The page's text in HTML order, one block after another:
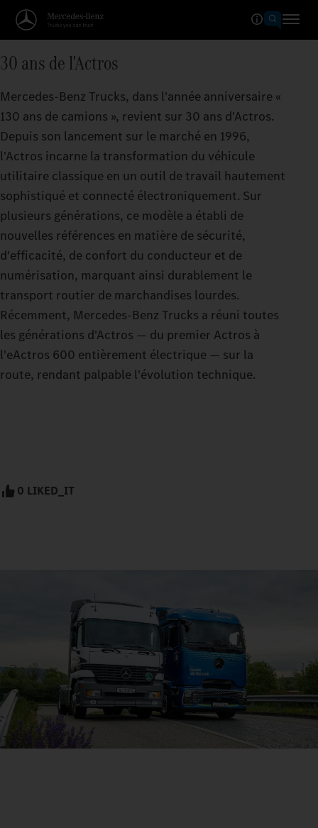
30 ans de l'Actros
Mercedes‑Benz Trucks, dans l'année anniversaire «
130 ans de camions », revient sur 30 ans d'Actros.
Depuis son lancement sur le marché en 1996,
l'Actros incarne la transformation du véhicule
utilitaire classique en un outil de travail hautement
sophistiqué et connecté électroniquement. Sur
plusieurs générations, ce modèle a établi de
nouvelles références en matière de sécurité,
d'efficacité, de confort du conducteur et de
numérisation, marquant ainsi durablement le
transport routier de marchandises lourdes.
Récemment, Mercedes‑Benz Trucks a réuni toutes
les générations d'Actros — du premier Actros à
l'eActros 600 entièrement électrique — sur la
route, rendant palpable l'évolution technique.
0 LIKED_IT